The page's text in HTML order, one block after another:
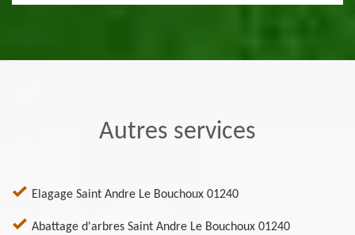
Autres services
Elagage Saint Andre Le Bouchoux 01240
Abattage d'arbres Saint Andre Le Bouchoux 01240